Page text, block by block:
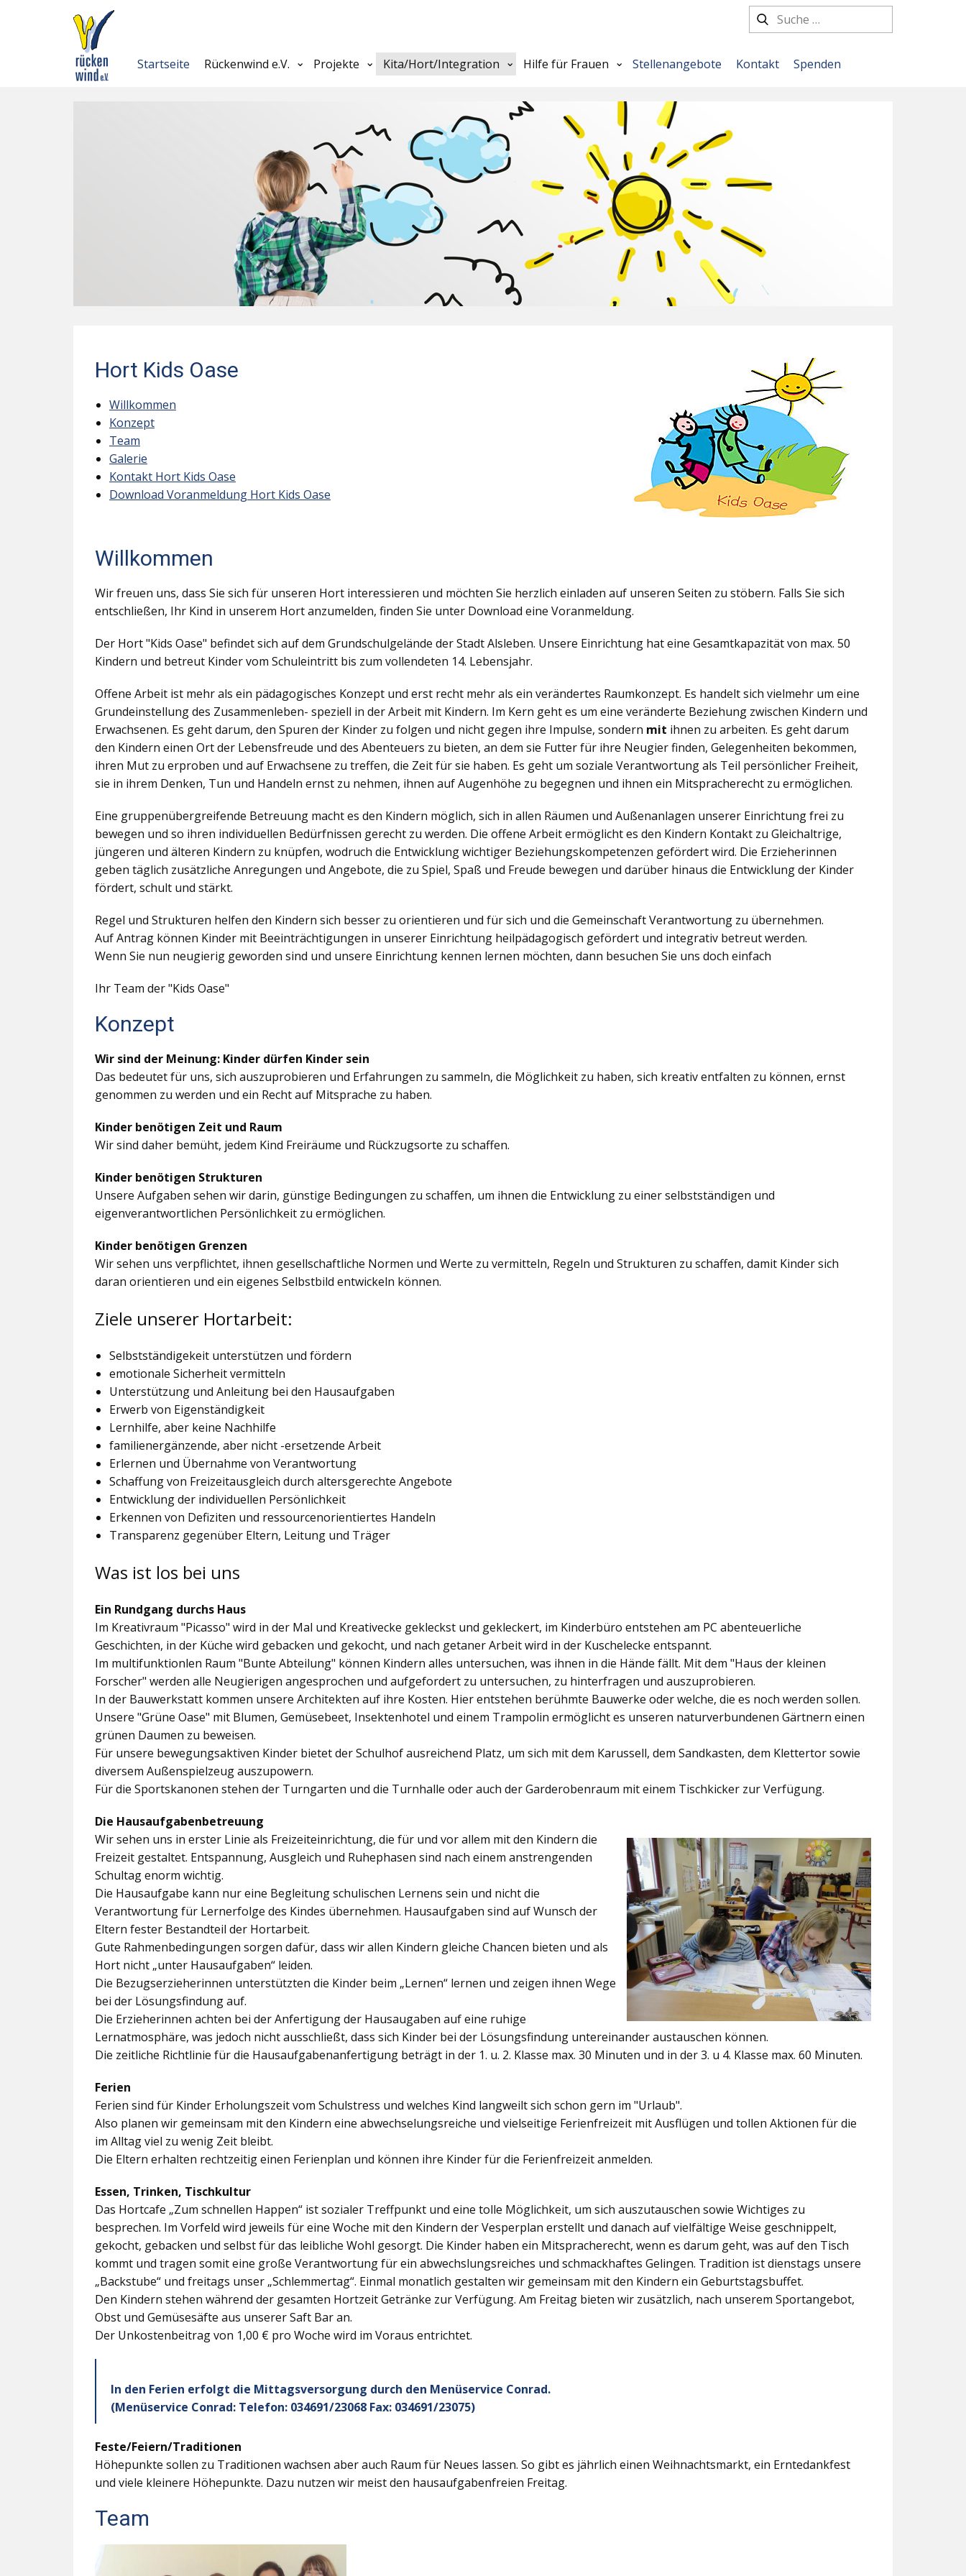
Startseite Rückenwind e.V. Projekte Kita/Hort/Integration Hilfe für Frauen Stellenangebote Kontakt Spenden
Hort Kids Oase
Willkommen
Konzept
Team
Galerie
Kontakt Hort Kids Oase
Download Voranmeldung Hort Kids Oase
Willkommen
Wir freuen uns, dass Sie sich für unseren Hort interessieren und möchten Sie herzlich einladen auf unseren Seiten zu stöbern. Falls Sie sich
entschließen, Ihr Kind in unserem Hort anzumelden, finden Sie unter Download eine Voranmeldung.
Der Hort "Kids Oase" befindet sich auf dem Grundschulgelände der Stadt Alsleben. Unsere Einrichtung hat eine Gesamtkapazität von max. 50
Kindern und betreut Kinder vom Schuleintritt bis zum vollendeten 14. Lebensjahr.
Offene Arbeit ist mehr als ein pädagogisches Konzept und erst recht mehr als ein verändertes Raumkonzept. Es handelt sich vielmehr um eine
Grundeinstellung des Zusammenleben- speziell in der Arbeit mit Kindern. Im Kern geht es um eine veränderte Beziehung zwischen Kindern und
Erwachsenen. Es geht darum, den Spuren der Kinder zu folgen und nicht gegen ihre Impulse, sondern mit ihnen zu arbeiten. Es geht darum
den Kindern einen Ort der Lebensfreude und des Abenteuers zu bieten, an dem sie Futter für ihre Neugier finden, Gelegenheiten bekommen,
ihren Mut zu erproben und auf Erwachsene zu treffen, die Zeit für sie haben. Es geht um soziale Verantwortung als Teil persönlicher Freiheit,
sie in ihrem Denken, Tun und Handeln ernst zu nehmen, ihnen auf Augenhöhe zu begegnen und ihnen ein Mitspracherecht zu ermöglichen.
Eine gruppenübergreifende Betreuung macht es den Kindern möglich, sich in allen Räumen und Außenanlagen unserer Einrichtung frei zu
bewegen und so ihren individuellen Bedürfnissen gerecht zu werden. Die offene Arbeit ermöglicht es den Kindern Kontakt zu Gleichaltrige,
jüngeren und älteren Kindern zu knüpfen, wodruch die Entwicklung wichtiger Beziehungskompetenzen gefördert wird. Die Erzieherinnen
geben täglich zusätzliche Anregungen und Angebote, die zu Spiel, Spaß und Freude bewegen und darüber hinaus die Entwicklung der Kinder
fördert, schult und stärkt.
Regel und Strukturen helfen den Kindern sich besser zu orientieren und für sich und die Gemeinschaft Verantwortung zu übernehmen.
Auf Antrag können Kinder mit Beeinträchtigungen in unserer Einrichtung heilpädagogisch gefördert und integrativ betreut werden.
Wenn Sie nun neugierig geworden sind und unsere Einrichtung kennen lernen möchten, dann besuchen Sie uns doch einfach
Ihr Team der "Kids Oase"
Konzept
Wir sind der Meinung: Kinder dürfen Kinder sein
Das bedeutet für uns, sich auszuprobieren und Erfahrungen zu sammeln, die Möglichkeit zu haben, sich kreativ entfalten zu können, ernst
genommen zu werden und ein Recht auf Mitsprache zu haben.
Kinder benötigen Zeit und Raum
Wir sind daher bemüht, jedem Kind Freiräume und Rückzugsorte zu schaffen.
Kinder benötigen Strukturen
Unsere Aufgaben sehen wir darin, günstige Bedingungen zu schaffen, um ihnen die Entwicklung zu einer selbstständigen und
eigenverantwortlichen Persönlichkeit zu ermöglichen.
Kinder benötigen Grenzen
Wir sehen uns verpflichtet, ihnen gesellschaftliche Normen und Werte zu vermitteln, Regeln und Strukturen zu schaffen, damit Kinder sich
daran orientieren und ein eigenes Selbstbild entwickeln können.
Ziele unserer Hortarbeit:
Selbstständigekeit unterstützen und fördern
emotionale Sicherheit vermitteln
Unterstützung und Anleitung bei den Hausaufgaben
Erwerb von Eigenständigkeit
Lernhilfe, aber keine Nachhilfe
familienergänzende, aber nicht -ersetzende Arbeit
Erlernen und Übernahme von Verantwortung
Schaffung von Freizeitausgleich durch altersgerechte Angebote
Entwicklung der individuellen Persönlichkeit
Erkennen von Defiziten und ressourcenorientiertes Handeln
Transparenz gegenüber Eltern, Leitung und Träger
Was ist los bei uns
Ein Rundgang durchs Haus
Im Kreativraum "Picasso" wird in der Mal und Kreativecke gekleckst und gekleckert, im Kinderbüro entstehen am PC abenteuerliche
Geschichten, in der Küche wird gebacken und gekocht, und nach getaner Arbeit wird in der Kuschelecke entspannt.
Im multifunktionlen Raum "Bunte Abteilung" können Kindern alles untersuchen, was ihnen in die Hände fällt. Mit dem "Haus der kleinen
Forscher" werden alle Neugierigen angesprochen und aufgefordert zu untersuchen, zu hinterfragen und auszuprobieren.
In der Bauwerkstatt kommen unsere Architekten auf ihre Kosten. Hier entstehen berühmte Bauwerke oder welche, die es noch werden sollen.
Unsere "Grüne Oase" mit Blumen, Gemüsebeet, Insektenhotel und einem Trampolin ermöglicht es unseren naturverbundenen Gärtnern einen
grünen Daumen zu beweisen.
Für unsere bewegungsaktiven Kinder bietet derSchulhofausreichend Platz, um sich mit dem Karussell, dem Sandkasten, dem Klettertor sowie
diversem Außenspielzeug auszupowern.
Für die Sportskanonen stehen der Turngarten und die Turnhalle oder auch derGarderobenraum mit einem Tischkicker zur Verfügung.
Die Hausaufgabenbetreuung
Wir sehen uns in erster Linie als Freizeiteinrichtung, die für und vor allem mit den Kindern die
Freizeit gestaltet. Entspannung, Ausgleich und Ruhephasen sind nach einem anstrengenden
Schultag enorm wichtig.
Die Hausaufgabe kann nur eine Begleitung schulischen Lernens sein und nicht die
Verantwortung für Lernerfolge des Kindes übernehmen. Hausaufgaben sind auf Wunsch der
Eltern fester Bestandteil der Hortarbeit.
Gute Rahmenbedingungen sorgen dafür, dass wir allen Kindern gleiche Chancen bieten und als
Hort nicht „unter Hausaufgaben“ leiden.
Die Bezugserzieherinnen unterstützten die Kinder beim „Lernen“ lernen und zeigen ihnen Wege
bei der Lösungsfindung auf.
Die Erzieherinnen achten bei der Anfertigung der Hausaugaben auf eine ruhige
Lernatmosphäre, was jedoch nicht ausschließt, dass sich Kinder bei der Lösungsfindung untereinander austauschen können.
Die zeitliche Richtlinie für die Hausaufgabenanfertigung beträgt in der 1. u. 2. Klasse max. 30 Minuten und in der 3. u 4. Klasse max. 60 Minuten.
Ferien
Ferien sind für Kinder Erholungszeit vom Schulstress und welches Kind langweilt sich schon gern im "Urlaub".
Also planen wir gemeinsam mit den Kindern eine abwechselungsreiche und vielseitige Ferienfreizeit mit Ausflügen und tollen Aktionen für die
im Alltag viel zu wenig Zeit bleibt.
Die Eltern erhalten rechtzeitig einen Ferienplan und können ihre Kinder für die Ferienfreizeit anmelden.
Essen, Trinken, Tischkultur
Das Hortcafe „Zum schnellen Happen“ ist sozialer Treffpunkt und eine tolle Möglichkeit, um sich auszutauschen sowie Wichtiges zu
besprechen. Im Vorfeld wird jeweils für eine Woche mit den Kindern der Vesperplan erstellt und danach auf vielfältige Weise geschnippelt,
gekocht, gebacken und selbst für das leibliche Wohl gesorgt. Die Kinder haben ein Mitspracherecht, wenn es darum geht, was auf den Tisch
kommt und tragen somit eine große Verantwortung für ein abwechslungsreiches und schmackhaftes Gelingen. Tradition ist dienstags unsere
„Backstube“ und freitags unser „Schlemmertag“. Einmal monatlich gestalten wir gemeinsam mit den Kindern ein Geburtstagsbuffet.
Den Kindern stehen während der gesamten Hortzeit Getränke zur Verfügung. Am Freitag bieten wir zusätzlich, nach unserem Sportangebot,
Obst und Gemüsesäfte aus unserer Saft Bar an.
Der Unkostenbeitrag von 1,00 € pro Woche wird im Voraus entrichtet.
In den Ferien erfolgt die Mittagsversorgung durch den Menüservice Conrad.
(Menüservice Conrad: Telefon: 034691/23068 Fax: 034691/23075)
Feste/Feiern/Traditionen
Höhepunkte sollen zu Traditionen wachsen aber auch Raum für Neues lassen. So gibt es jährlich einen Weihnachtsmarkt, ein Erntedankfest
und viele kleinere Höhepunkte. Dazu nutzen wir meist den hausaufgabenfreien Freitag.
Team